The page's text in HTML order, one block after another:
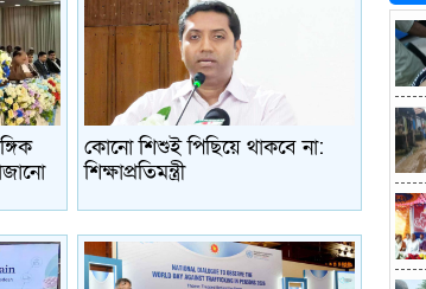
কোনো শিশুই পিছিয়ে থাকবে না:
শিক্ষাপ্রতিমন্ত্রী